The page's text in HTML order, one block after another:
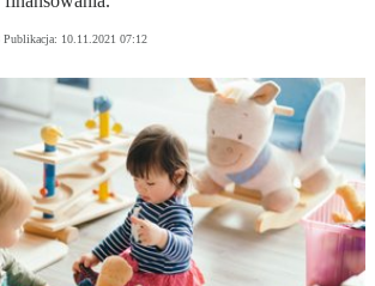
Publikacja: 10.11.2021 07:12